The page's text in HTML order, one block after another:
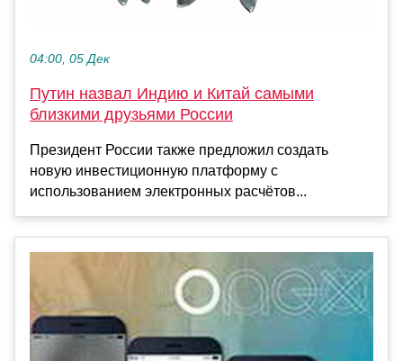
04:00, 05 Дек
Путин назвал Индию и Китай самыми
близкими друзьями России
Президент России также предложил создать
новую инвестиционную платформу с
использованием электронных расчётов...